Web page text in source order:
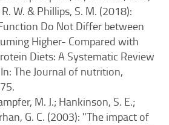
W. & Phillips, S. M. (2018):
Do Not Differ between
Higher- Compared with
Diets: A Systematic Review
The Journal of nutrition,
M. J.; Hankinson, S. E.;
G. C. (2003): "The impact of